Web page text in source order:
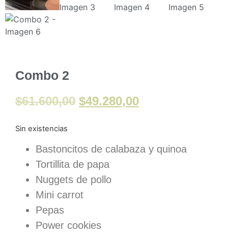
Combo 2
$61.600,00 $49.280,00
Sin existencias
Bastoncitos de calabaza y quinoa
Tortillita de papa
Nuggets de pollo
Mini carrot
Pepas
Power cookies